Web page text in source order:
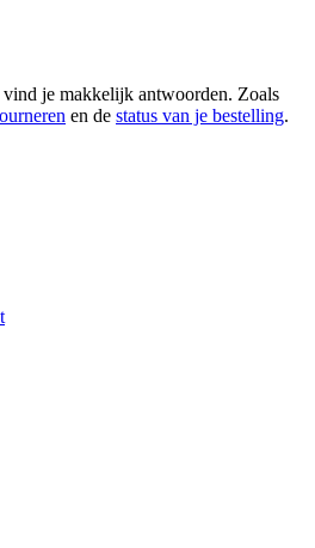
vind je makkelijk antwoorden. Zoals
en de status van je bestelling.